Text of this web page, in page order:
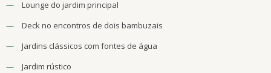
—
Lounge do jardim principal
—
Deck no encontros de dois bambuzais
—
Jardins clássicos com fontes de água
—
Jardim rústico